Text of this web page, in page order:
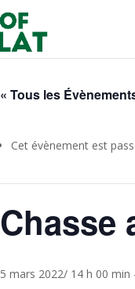
« Tous les
Cet évènement est
Chasse
5 mars 2022/ 14 h 00 min